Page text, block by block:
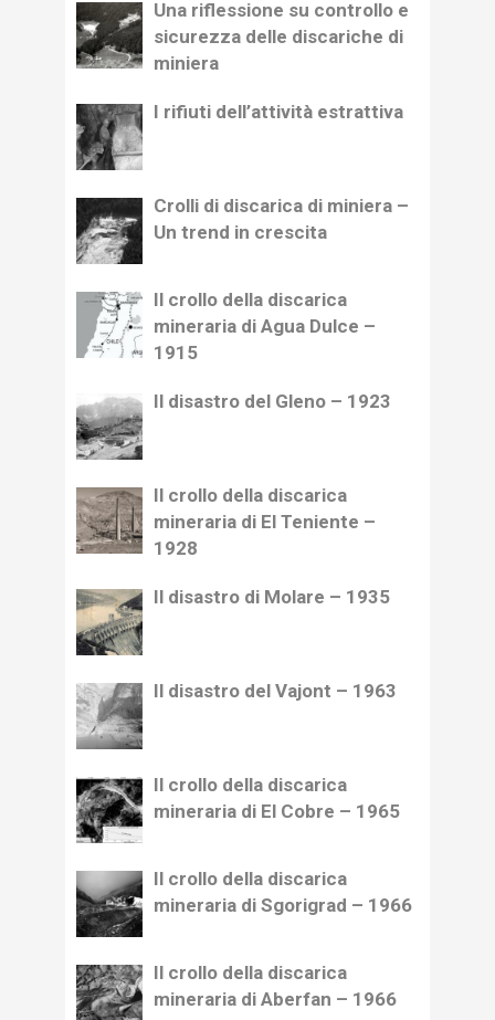
Una riflessione su controllo e
sicurezza delle discariche di
miniera
I rifiuti dell’attività estrattiva
Crolli di discarica di miniera –
Un trend in crescita
Il crollo della discarica
mineraria di Agua Dulce –
1915
Il disastro del Gleno – 1923
Il crollo della discarica
mineraria di El Teniente –
1928
Il disastro di Molare – 1935
Il disastro del Vajont – 1963
Il crollo della discarica
mineraria di El Cobre – 1965
Il crollo della discarica
mineraria di Sgorigrad – 1966
Il crollo della discarica
mineraria di Aberfan – 1966